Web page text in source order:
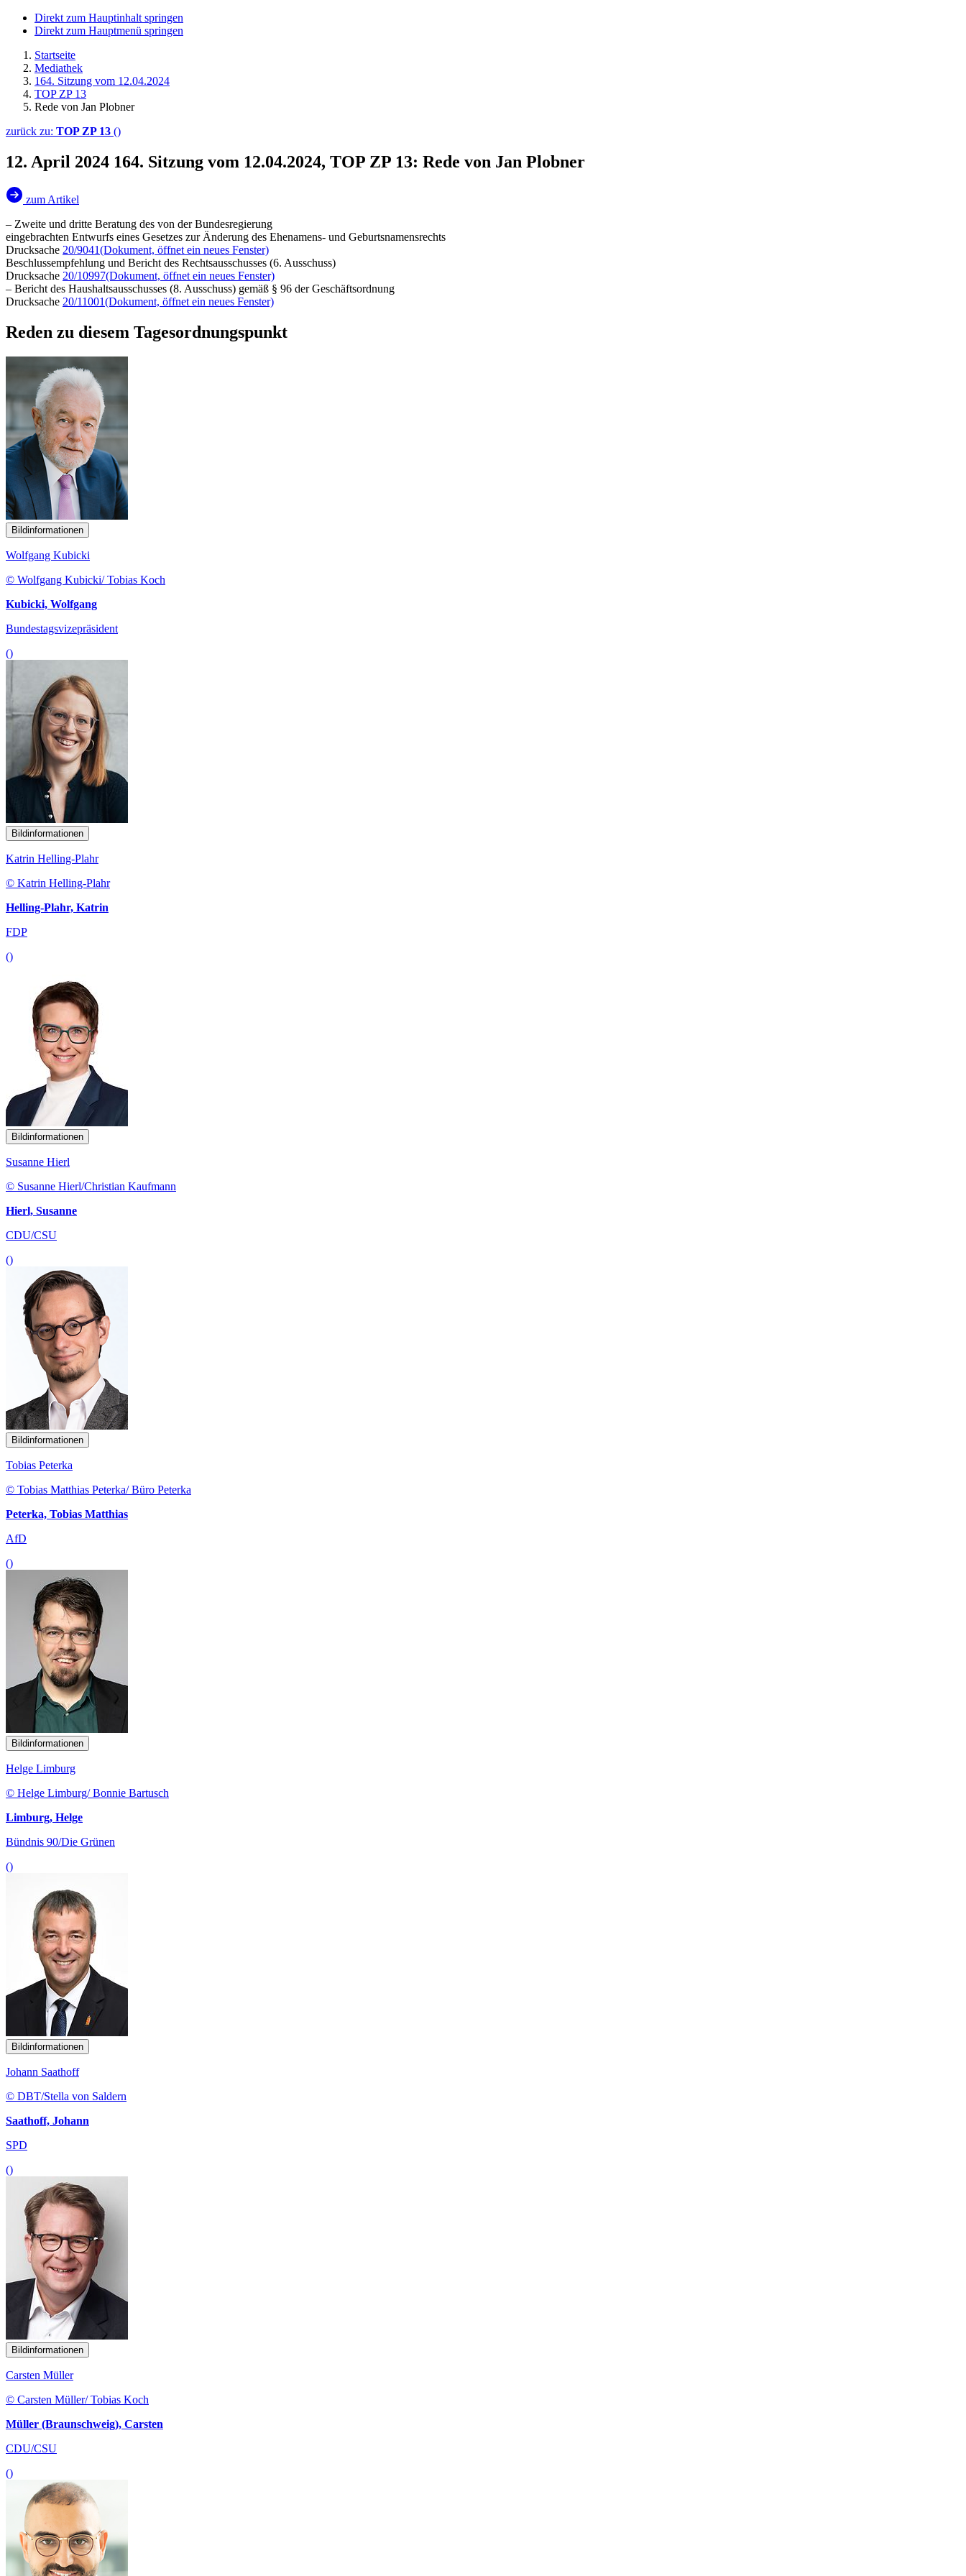
Direkt zum Hauptinhalt springen
Direkt zum Hauptmenü springen
Startseite
Mediathek
164. Sitzung vom 12.04.2024
TOP ZP 13
Rede von Jan Plobner
zurück zu: TOP ZP 13 ()
12. April 2024 164. Sitzung vom 12.04.2024, TOP ZP 13: Rede von Jan Plobner
zum Artikel
– Zweite und dritte Beratung des von der Bundesregierung
eingebrachten Entwurfs eines Gesetzes zur Änderung des Ehenamens- und Geburtsnamensrechts
Drucksache 20/9041(Dokument, öffnet ein neues Fenster)
Beschlussempfehlung und Bericht des Rechtsausschusses (6. Ausschuss)
Drucksache 20/10997(Dokument, öffnet ein neues Fenster)
– Bericht des Haushaltsausschusses (8. Ausschuss) gemäß § 96 der Geschäftsordnung
Drucksache 20/11001(Dokument, öffnet ein neues Fenster)
Reden zu diesem Tagesordnungspunkt
Bildinformationen
Wolfgang Kubicki
© Wolfgang Kubicki/ Tobias Koch
Kubicki, Wolfgang
Bundestagsvizepräsident
()
Bildinformationen
Katrin Helling-Plahr
© Katrin Helling-Plahr
Helling-Plahr, Katrin
FDP
()
Bildinformationen
Susanne Hierl
© Susanne Hierl/Christian Kaufmann
Hierl, Susanne
CDU/CSU
()
Bildinformationen
Tobias Peterka
© Tobias Matthias Peterka/ Büro Peterka
Peterka, Tobias Matthias
AfD
()
Bildinformationen
Helge Limburg
© Helge Limburg/ Bonnie Bartusch
Limburg, Helge
Bündnis 90/Die Grünen
()
Bildinformationen
Johann Saathoff
© DBT/Stella von Saldern
Saathoff, Johann
SPD
()
Bildinformationen
Carsten Müller
© Carsten Müller/ Tobias Koch
Müller (Braunschweig), Carsten
CDU/CSU
()